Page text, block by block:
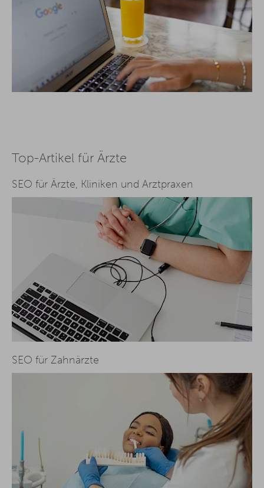
Top-Artikel für Ärzte
SEO für Ärzte, Kliniken und Arztpraxen
SEO für Zahnärzte